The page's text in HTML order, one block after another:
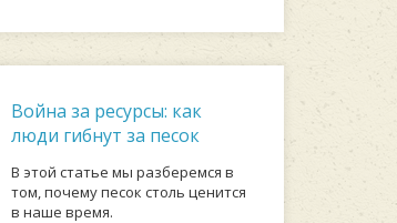
Война за ресурсы: как
люди гибнут за песок
В этой статье мы разберемся в
том, почему песок столь ценится
в наше время.